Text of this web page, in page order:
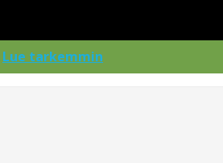
Lue tarkemmin